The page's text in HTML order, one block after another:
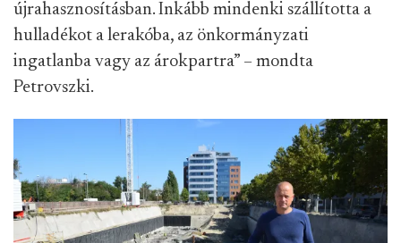
újrahasznosításban. Inkább mindenki szállította a
hulladékot a lerakóba, az önkormányzati
ingatlanba vagy az árokpartra” – mondta
Petrovszki.